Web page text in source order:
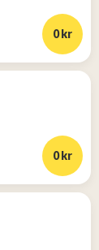
0 kr
0 kr